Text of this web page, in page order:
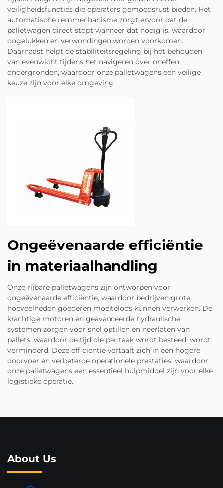
veiligheidsfuncties die operators gemoedsrust bieden. Het
automatische remmechanisme zorgt ervoor dat de
palletwagen direct stopt wanneer dat nodig is, waardoor
ongelukken en verwondingen worden voorkomen.
Daarnaast helpt de stabiliteitsregeling bij het behouden
van evenwicht tijdens het navigeren over oneffen
ondergronden, waardoor onze palletwagens een veilige
keuze zijn voor elke omgeving.
Ongeëvenaarde efficiëntie
in materiaalhandling
Onze rijbare palletwagens zijn ontworpen voor
ongeëvenaarde efficiëntie, waardoor bedrijven grote
hoeveelheden goederen moeiteloos kunnen verwerken. De
krachtige motoren en geavanceerde hydraulische
systemen zorgen voor snel optillen en neerlaten van
pallets, waardoor de tijd die per taak wordt besteed, wordt
verminderd. Deze efficiëntie vertaalt zich in een hogere
doorvoer en verbeterde operationele prestaties, waardoor
onze palletwagens een essentieel hulpmiddel zijn voor elke
logistieke operatie.
About Us